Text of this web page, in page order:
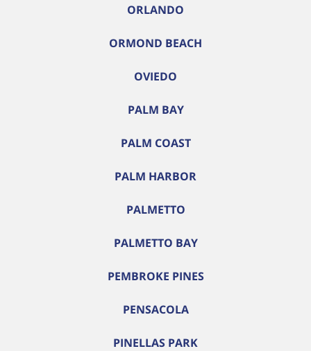
ORLANDO
ORMOND BEACH
OVIEDO
PALM BAY
PALM COAST
PALM HARBOR
PALMETTO
PALMETTO BAY
PEMBROKE PINES
PENSACOLA
PINELLAS PARK